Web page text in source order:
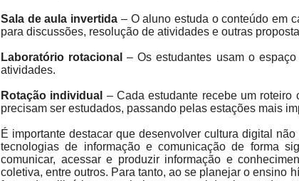
Sala de aula invertida – O aluno estuda o conteúdo em
para discussões, resolução de atividades e outras
Laboratório rotacional – Os estudantes usam o
atividades.
Rotação individual – Cada estudante recebe um
precisam ser estudados, passando pelas estações mais
É importante destacar que desenvolver cultura digital
tecnologias de informação e comunicação de forma
comunicar, acessar e produzir informação e
coletiva, entre outros. Para tanto, ao se planejar o ensino